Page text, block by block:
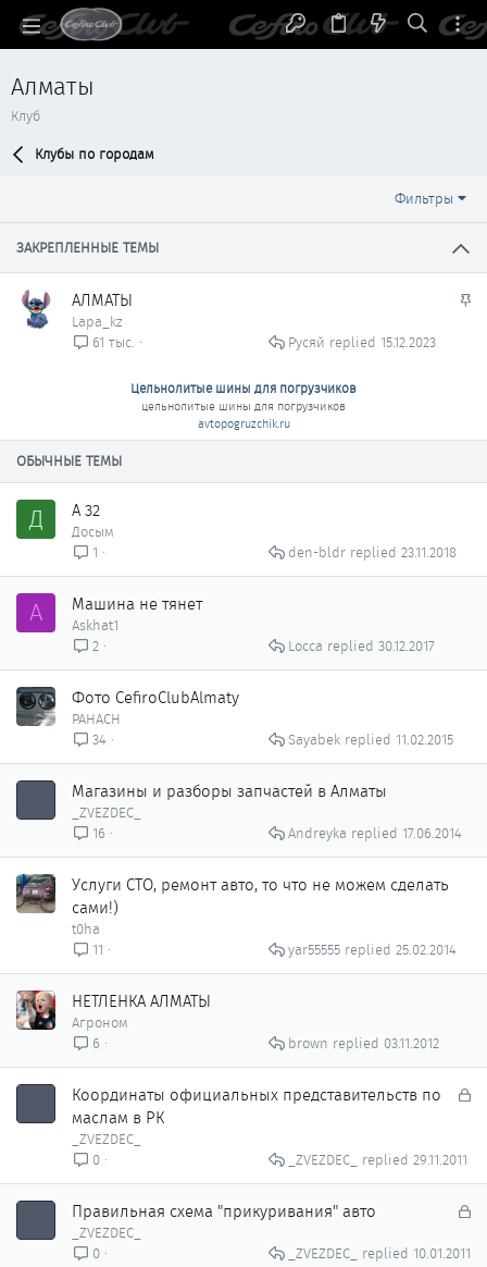
Алматы
Клуб
Клубы по городам
Фильтры
ЗАКРЕПЛЕННЫЕ ТЕМЫ
З
е
о
АЛМАТЫ
Lapa_kz
61 тыс.
15.12.2023
Русяй
Цельнолитые шины для погрузчиков
цельнолитые шины для погрузчиков
avtopogruzchik.ru
ОБЫЧНЫЕ ТЕМЫ
Д А 32
Досым
1
23.11.2018
den-bldr
A Машина не тянет
Askhat1
2
30.12.2017
Locca
Фото CefiroClubAlmaty
PAHACH
34
11.02.2015
Sayabek
Магазины и разборы запчастей в Алматы
_ZVEZDEC_
16
17.06.2014
Andreyka
Услуги СТО, ремонт авто, то что не можем сделать
сами!)
t0ha
11
25.02.2014
yar55555
НЕТЛЕНКА АЛМАТЫ
Агроном
6
03.11.2012
brown
З
о
Координаты официальных представительств по
маслам в РК
_ZVEZDEC_
0
29.11.2011
_ZVEZDEC_
З
Правильная схема "прикуривания" авто
_ZVEZDEC_
0
10.01.2011
_ZVEZDEC_